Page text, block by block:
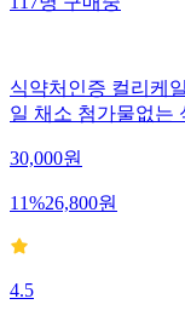
식약처인증 컬리케
일 채소 첨가물없는
30,000원
11%26,800원
4.5